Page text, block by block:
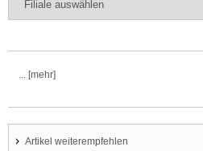
... [mehr]
Artikel weiterempfehlen